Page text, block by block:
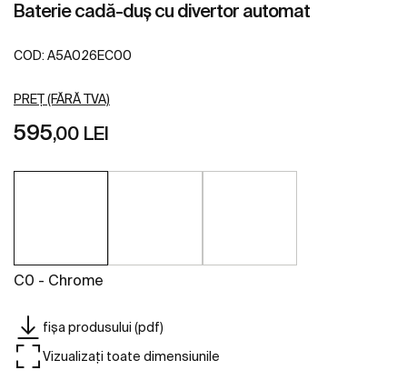
Baterie cadă-duș cu divertor automat
COD: A5A026EC00
PREȚ (FĂRĂ TVA)
595,00 LEI
C0 - Chrome
fișa produsului (pdf)
Vizualizați toate dimensiunile